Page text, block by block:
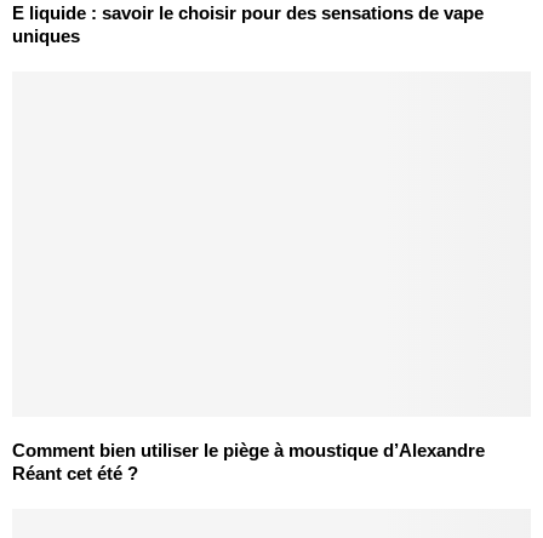
E liquide : savoir le choisir pour des sensations de vape
uniques
Comment bien utiliser le piège à moustique d’Alexandre
Réant cet été ?